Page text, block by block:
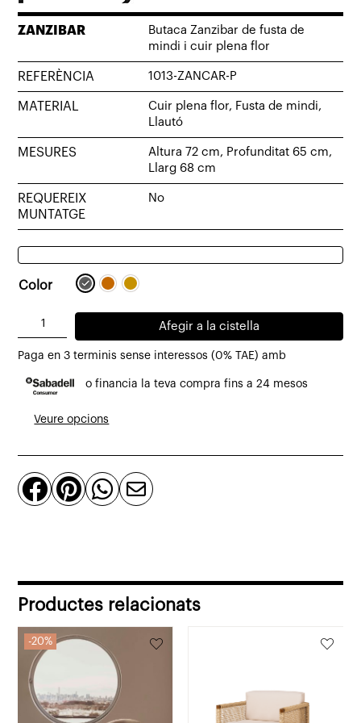
ZANZIBAR
Butaca Zanzibar de fusta de
mindi i cuir plena flor
REFERÈNCIA 1013-ZANCAR-P
MATERIAL
Cuir plena flor, Fusta de mindi,
Llautó
MESURES
Altura 72 cm, Profunditat 65 cm,
Llarg 68 cm
REQUEREIX
MUNTATGE
No
Color
quantitat
Butaca
Zanzibar
de
mindi
i
Afegir a la cistella
Paga en 3 terminis sense interessos (0% TAE) amb
o financia la teva compra fins a 24 mesos
Veure opcions
   
Productes relacionats
20%